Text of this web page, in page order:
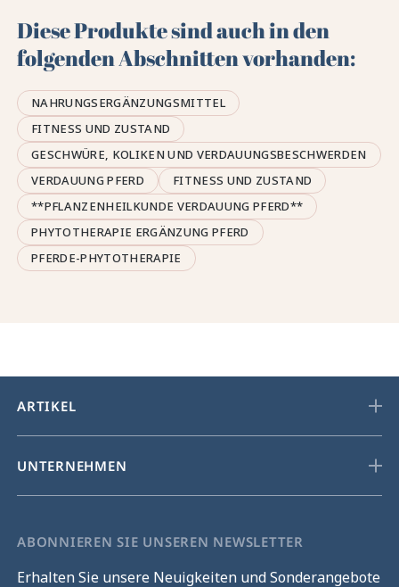
Diese Produkte sind auch in den
folgenden Abschnitten vorhanden:
NAHRUNGSERGÄNZUNGSMITTEL
FITNESS UND ZUSTAND
GESCHWÜRE, KOLIKEN UND VERDAUUNGSBESCHWERDEN
VERDAUUNG PFERD
FITNESS UND ZUSTAND
**PFLANZENHEILKUNDE VERDAUUNG PFERD**
PHYTOTHERAPIE ERGÄNZUNG PFERD
PFERDE-PHYTOTHERAPIE
ARTIKEL
UNTERNEHMEN
ABONNIEREN SIE UNSEREN NEWSLETTER
Erhalten Sie unsere Neuigkeiten und Sonderangebote